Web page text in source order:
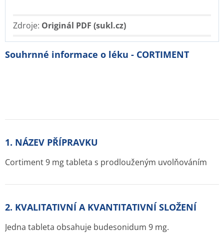
Zdroje: Originál PDF (sukl.cz)
Souhrnné informace o léku - CORTIMENT
1. NÁZEV PŘÍPRAVKU
Cortiment 9 mg tableta s prodlouženým uvolňováním
2. KVALITATIVNÍ A KVANTITATIVNÍ SLOŽENÍ
Jedna tableta obsahuje budesonidum 9 mg.